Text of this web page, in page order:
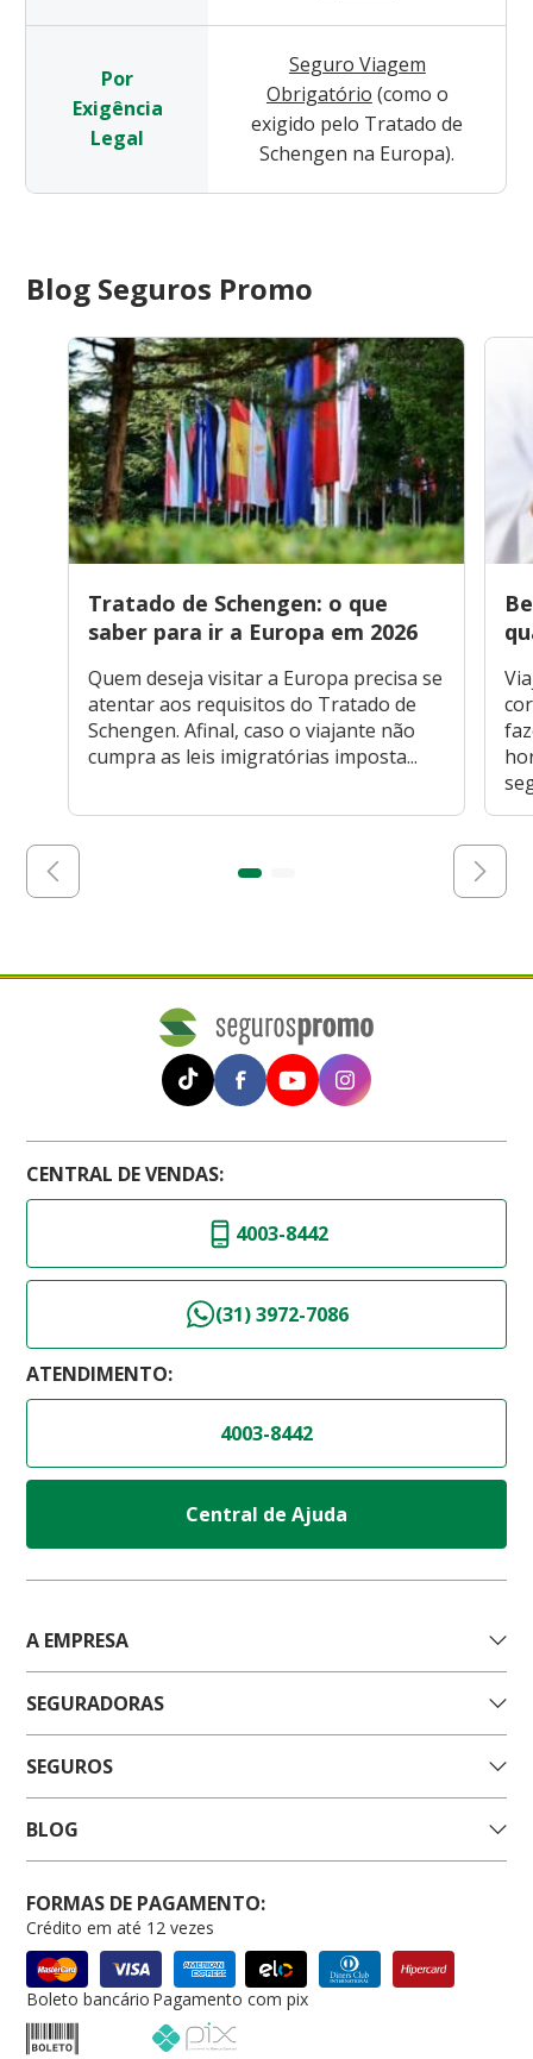
Por
Exigência
Legal
Seguro Viagem
Obrigatório (como o
exigido pelo Tratado de
Schengen na Europa).
Blog Seguros Promo
Tratado de Schengen: o que
saber para ir a Europa em 2026
Quem deseja visitar a Europa precisa se
atentar aos requisitos do Tratado de
Schengen. Afinal, caso o viajante não
cumpra as leis imigratórias imposta...
CENTRAL DE VENDAS:
4003-8442
(31) 3972-7086
ATENDIMENTO:
4003-8442
Central de Ajuda
A EMPRESA
SEGURADORAS
SEGUROS
BLOG
FORMAS DE PAGAMENTO:
Crédito em até 12 vezes
Boleto bancário Pagamento com pix